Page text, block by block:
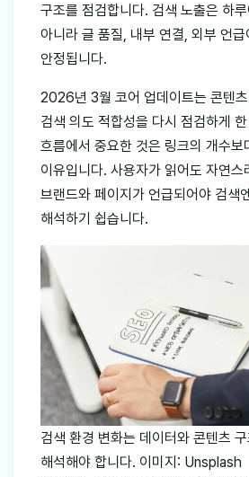
구조를 점검합니다. 검색 노출은 하루
아니라 글 품질, 내부 연결, 외부 언급
안정됩니다.
2026년 3월 코어 업데이트는 콘텐츠
검색 의도 적합성을 다시 점검하게 한
흐름에서 중요한 것은 링크의 개수보
이유입니다. 사용자가 읽어도 자연스
브랜드와 페이지가 언급되어야 검색
해석하기 쉽습니다.
검색 환경 변화는 데이터와 콘텐츠
해석해야 합니다. 이미지: Unsplash